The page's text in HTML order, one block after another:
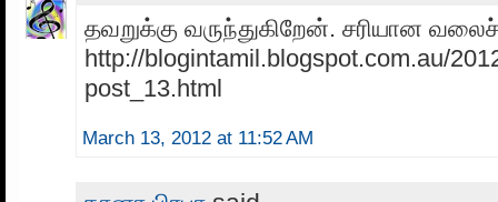
தவறுக்கு வருந்துகிறேன். சரியான
http://blogintamil.blogspot.com.au/
post_13.html
March 13, 2012 at 11:52 AM